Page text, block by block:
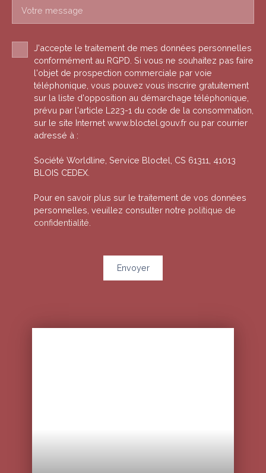
Votre message
J'accepte le traitement de mes données personnelles
conformément au RGPD. Si vous ne souhaitez pas faire
l'objet de prospection commerciale par voie
téléphonique, vous pouvez vous inscrire gratuitement
sur la liste d'opposition au démarchage téléphonique,
prévu par l'article L223-1 du code de la consommation,
sur le site Internet www.bloctel.gouv.fr ou par courrier
adressé à :
Société Worldline, Service Bloctel, CS 61311, 41013
BLOIS CEDEX.
Pour en savoir plus sur le traitement de vos données
personnelles, veuillez consulter notre politique de
confidentialité
Envoyer